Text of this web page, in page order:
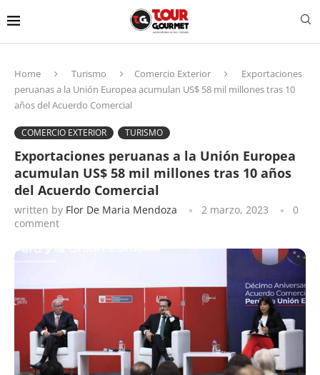
Home Turismo Comercio Exterior
Exportaciones
peruanas a la Unión Europea acumulan US$ 58 mil millones tras 10
años del Acuerdo Comercial
COMERCIO EXTERIOR TURISMO
Exportaciones peruanas a la Unión Europea
acumulan US$ 58 mil millones tras 10 años
del Acuerdo Comercial
written by Flor De Maria Mendoza 2 marzo, 2023
0
comment